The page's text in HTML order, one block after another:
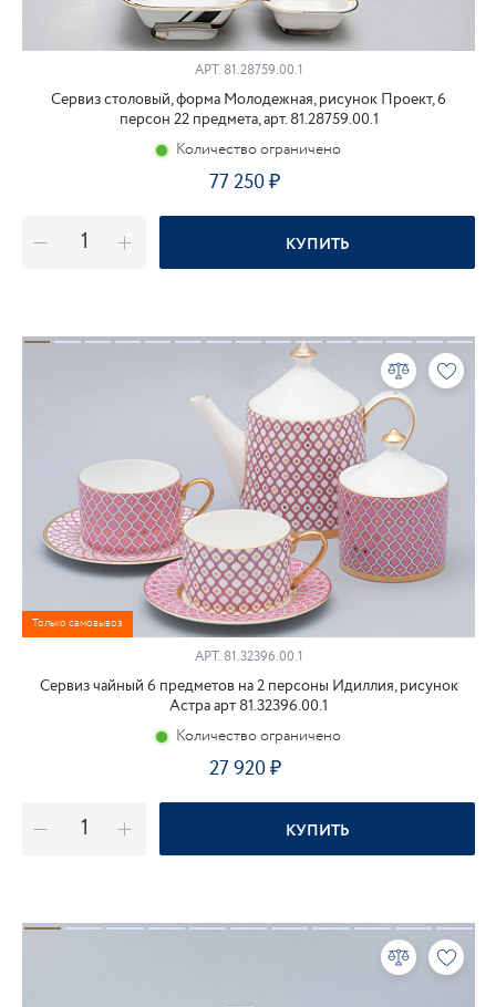
АРТ.81.28759.00.1
Сервиз столовый, форма Молодежная, рисунок Проект, 6
персон 22 предмета, арт. 81.28759.00.1
Количество ограничено
77 250
КУПИТЬ
Только самовывоз
АРТ.81.32396.00.1
Сервиз чайный 6 предметов на 2 персоны Идиллия, рисунок
Астра арт 81.32396.00.1
Количество ограничено
27 920
КУПИТЬ